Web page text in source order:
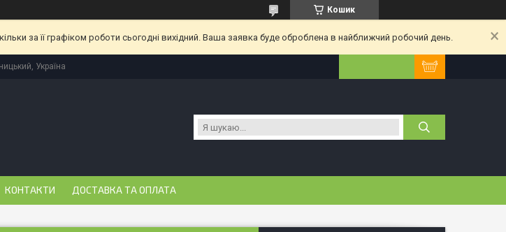
Кошик
за її графіком роботи сьогодні вихідний. Ваша заявка буде оброблена в найближчий робочий день.
Україна
КОНТАКТИ ДОСТАВКА ТА ОПЛАТА